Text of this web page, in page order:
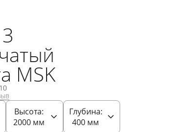
MSK
Высота:
2000мм
Глубина:
400 мм